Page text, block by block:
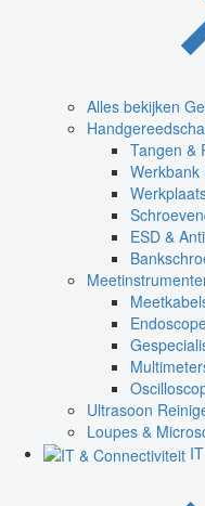
Alles bekijken
Tangen &
Werkbank
ESD &
Ultrasoon
Loupes &